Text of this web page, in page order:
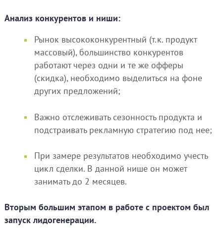
Анализ конкурентов и ниши:
Рынок высококонкурентный (т.к. продукт
массовый), большинство конкурентов
работают через одни и те же офферы
(скидка), необходимо выделиться на фоне
других предложений;
Важно отслеживать сезонность продукта и
подстраивать рекламную стратегию под нее;
При замере результатов необходимо учесть
цикл сделки. В данной нише он может
занимать до 2 месяцев.
Вторым большим этапом в работе с проектом был
запуск лидогенерации.